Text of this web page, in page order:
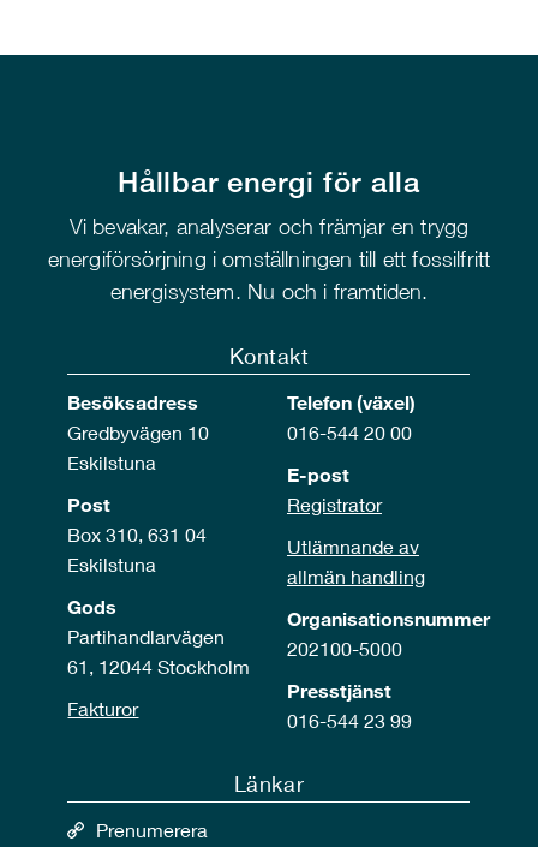
Hållbar energi för alla
Vi bevakar, analyserar och främjar en trygg
energiförsörjning i omställningen till ett fossilfritt
energisystem. Nu och i framtiden.
Kontakt
Besöksadress
Gredbyvägen 10
Eskilstuna
Post
Box 310, 631 04
Eskilstuna
Gods
Partihandlarvägen
61, 12044 Stockholm
Fakturor
Telefon (växel)
016-544 20 00
E-post
Registrator
Utlämnande av
allmän handling
Organisationsnummer
202100-5000
Presstjänst
016-544 23 99
Länkar
Prenumerera